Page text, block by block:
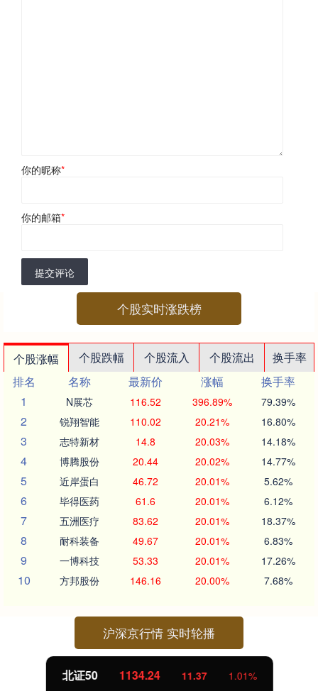
你的昵称*
你的邮箱*
提交评论
个股实时涨跌榜
个股涨幅 个股跌幅 个股流入 个股流出
换手率
排名
名称 最新价 涨幅
换手率
1
N展芯 116.52 396.89% 79.39%
2 锐翔智能 110.02 20.21% 16.80%
3 志特新材 14.8 20.03% 14.18%
4 博腾股份 20.44 20.02% 14.77%
5 近岸蛋白 46.72 20.01% 5.62%
6 毕得医药 61.6 20.01% 6.12%
7 五洲医疗 83.62 20.01% 18.37%
8 耐科装备 49.67 20.01% 6.83%
9 一博科技 53.33 20.01% 17.26%
10 方邦股份 146.16 20.00% 7.68%
沪深京行情 实时轮播
北证50 1134.24 11.37 1.01%